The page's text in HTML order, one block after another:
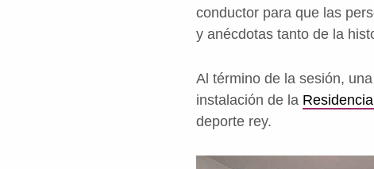
conductor para que las
y anécdotas tanto de la
Al término de la sesión,
instalación de la
deporte rey.